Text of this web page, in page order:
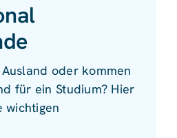
oder kommen
für ein Studium? Hier
wichtigen